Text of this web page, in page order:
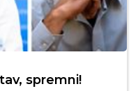
spremni!